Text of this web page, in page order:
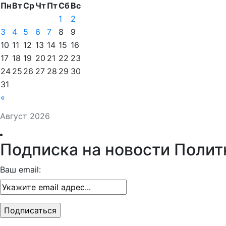
Август 2026
ПнВтСрЧтПтСбВс
«
1
2
3
4 5 6 7 8
9
10 11 12 13 14 15 16
17 18 19 20 21 22 23
24 25 26 27 28 29 30
31
Подписка на новости
Ваш email: